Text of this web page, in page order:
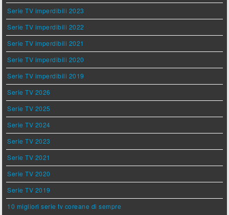
Serie TV imperdibili 2023
Serie TV imperdibili 2022
Serie TV imperdibili 2021
Serie TV imperdibili 2020
Serie TV imperdibili 2019
Serie TV 2026
Serie TV 2025
Serie TV 2024
Serie TV 2023
Serie TV 2021
Serie TV 2020
Serie TV 2019
10 migliori serie tv coreane di sempre